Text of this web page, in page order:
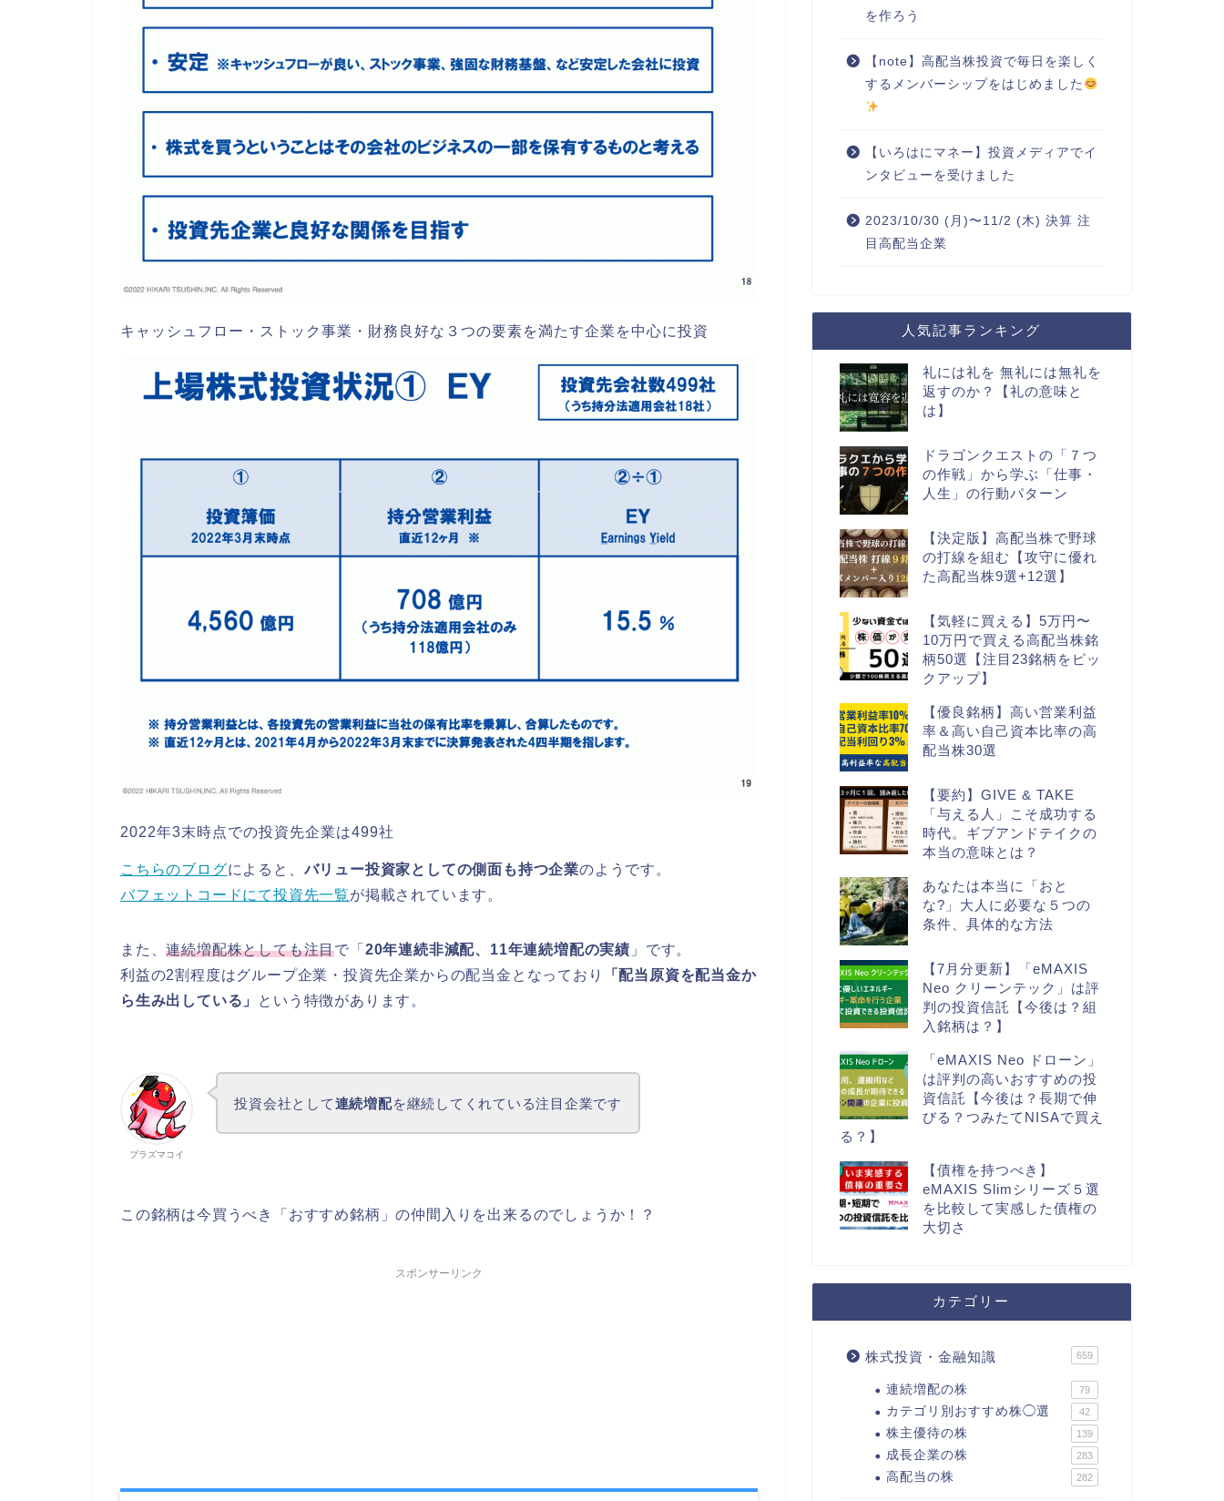
キャッシュフロー・ストック事業・財務良好な３つの要素を満たす企業を中心に投資
2022年3末時点での投資先企業は499社
こちらのブログによると、バリュー投資家としての側面も持つ企業のようです。
バフェットコードにて投資先一覧が掲載されています。
また、連続増配株としても注目で「 20年連続非減配、11年連続増配の実績 」です。
利益の2割程度はグループ企業・投資先企業からの配当金となっており
「配当原資を配当金か
ら生み出している」
という特徴があります。
プラズマコイ
投資会社として連続増配を継続してくれている注目企業です
この銘柄は今買うべき「おすすめ銘柄」の仲間入りを出来るのでしょうか！？
スポンサーリンク
を作ろう
【note】高配当株投資で毎日を楽しく
するメンバーシップをはじめました
【いろはにマネー】投資メディアでイ
ンタビューを受けました
2023/10/30 (月)〜11/2 (木) 決算 注
目高配当企業
人気記事ランキング
礼には礼を 無礼には無礼を
返すのか？【礼の意味と
は】
ドラゴンクエストの「７つ
の作戦」から学ぶ「仕事・
人生」の行動パターン
【決定版】高配当株で野球
の打線を組む【攻守に優れ
た高配当株9選+12選】
【気軽に買える】5万円〜
10万円で買える高配当株銘
柄50選【注目23銘柄をピッ
クアップ】
【優良銘柄】高い営業利益
率＆高い自己資本比率の高
配当株30選
【要約】GIVE & TAKE
「与える人」こそ成功する
時代。ギブアンドテイクの
本当の意味とは？
あなたは本当に「おと
な?」大人に必要な５つの
条件、具体的な方法
【7月分更新】「eMAXIS
Neo クリーンテック」は評
判の投資信託【今後は？組
入銘柄は？】
「eMAXIS Neo ドローン」
は評判の高いおすすめの投
資信託【今後は？長期で伸
びる？つみたてNISAで買え
る？】
【債権を持つべき】
eMAXIS Slimシリーズ５選
を比較して実感した債権の
大切さ
カテゴリー
株式投資・金融知識 659
連続増配の株 79
カテゴリ別おすすめ株◯選 42
株主優待の株 139
成長企業の株 283
高配当の株 282